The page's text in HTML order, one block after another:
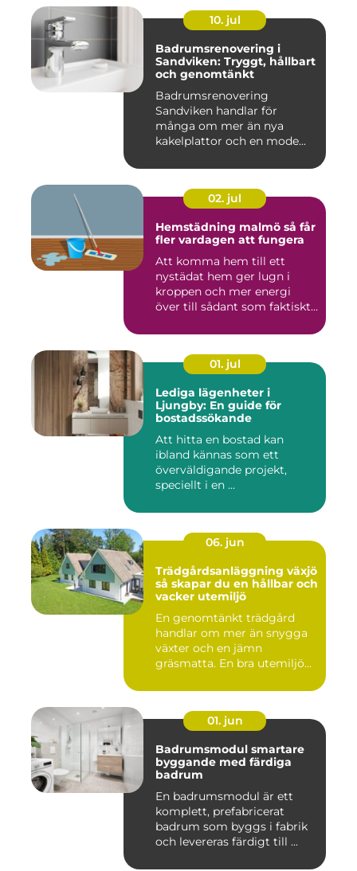
10. jul
Badrumsrenovering i
Sandviken: Tryggt, hållbart
och genomtänkt
Badrumsrenovering
Sandviken handlar för
många om mer än nya
kakelplattor och en mode...
02. jul
Hemstädning malmö så får
fler vardagen att fungera
Att komma hem till ett
nystädat hem ger lugn i
kroppen och mer energi
över till sådant som faktiskt
01. jul
Lediga lägenheter i
Ljungby: En guide för
bostadssökande
Att hitta en bostad kan
ibland kännas som ett
överväldigande projekt,
speciellt i en ...
06. jun
Trädgårdsanläggning växjö
så skapar du en hållbar och
vacker utemiljö
En genomtänkt trädgård
handlar om mer än snygga
växter och en jämn
gräsmatta. En bra utemiljö
01. jun
Badrumsmodul smartare
byggande med färdiga
badrum
En badrumsmodul är ett
komplett, prefabricerat
badrum som byggs i fabrik
och levereras färdigt till ...